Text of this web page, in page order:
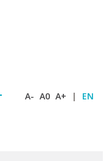
A- A0 A+ | EN